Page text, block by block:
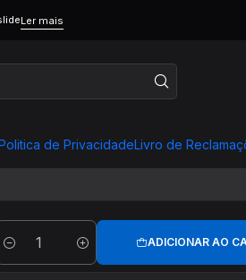
de PrivacidadeLivro de
Ler mais
Troféu em
Quantidade
ADICIONAR AO